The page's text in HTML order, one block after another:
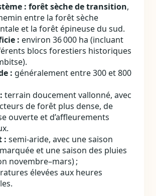
: forêt sèche de transition,
entre la forêt sèche
et la forêt épineuse du sud.
: environ 36 000 ha (incluant
blocs forestiers historiques
: généralement entre 300 et 800
terrain doucement vallonné, avec
de forêt plus dense, de
ouverte et d’affleurements
: semi‑aride, avec une saison
et une saison des pluies
novembre–mars) ;
élevées aux heures